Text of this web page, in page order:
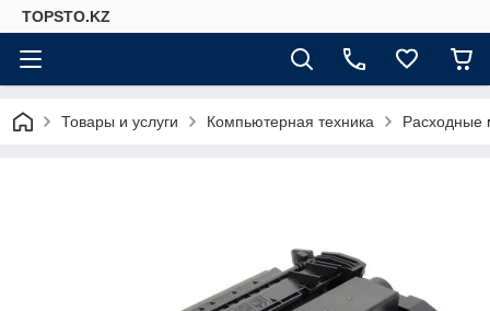
TOPSTO.KZ
Товары и услуги Компьютерная техника Расходные